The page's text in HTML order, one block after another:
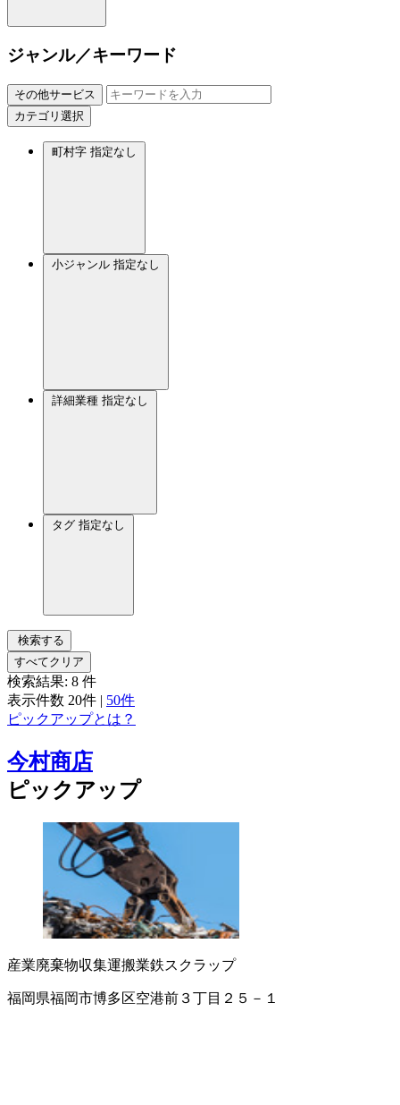
ジャンル／キーワード
その他サービス
カテゴリ選択
町村字 指定なし
小ジャンル 指定なし
詳細業種 指定なし
タグ 指定なし
検索する
すべてクリア
検索結果: 8 件
表示件数 20件 | 50件
ピックアップとは？
今村商店
ピックアップ
産業廃棄物収集運搬業鉄スクラップ
福岡県福岡市博多区空港前３丁目２５－１